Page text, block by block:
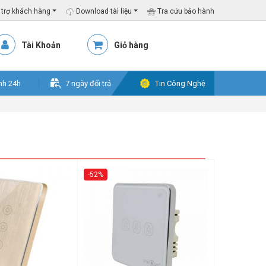
khách hàng Download tài liệu Tra cứu bảo hành
Tài Khoản Giỏ hàng
24h 7 ngày đổi trả Tin Công Nghệ
-52%